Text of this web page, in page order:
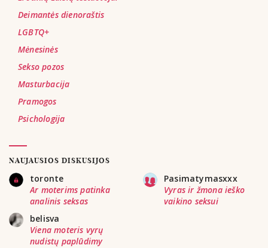
Deimantės dienoraštis
LGBTQ+
Mėnesinės
Sekso pozos
Masturbacija
Pramogos
Psichologija
NAUJAUSIOS DISKUSIJOS
toronte
Ar moterims patinka
analinis seksas
Pasimatymasxxx
Vyras ir žmona ieško
vaikino seksui
belisva
Viena moteris vyrų
nudistų paplūdimy